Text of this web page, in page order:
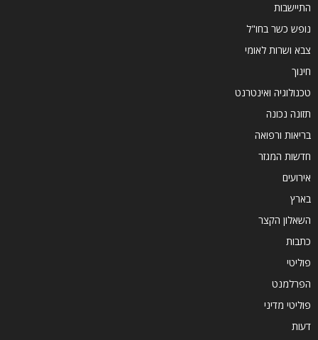
התיישבות
נופש כשר בחו"ל
צבא ושרות לאומי
חינוך
טכנולוגיה ואינטרנט
תזונה נכונה
בריאות ורפואה
חדשות המגזר
אירועים
בארץ
השאלון הקצר
כתבות
פוליטי
הפרלמנט
פוליטי מדיני
דעות